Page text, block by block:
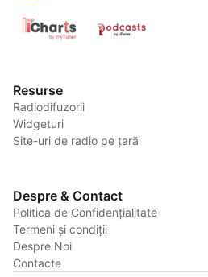
Resurse
Radiodifuzorii
Widgeturi
Site-uri de radio pe țară
Despre & Contact
Politica de Confidențialitate
Termeni și condiții
Despre Noi
Contacte